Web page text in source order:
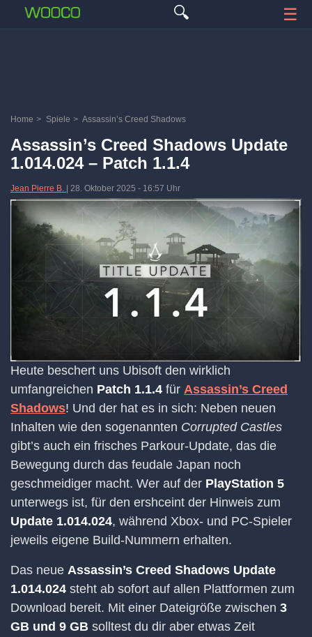
🔍 ☰
Home > Spiele > Assassin’s Creed Shadows
Assassin’s Creed Shadows Update
1.014.024 – Patch 1.1.4
Jean Pierre B. 28. Oktober 2025 - 16:57 Uhr
Heute beschert uns Ubisoft den wirklich
umfangreichen Patch 1.1.4 für Assassin’s Creed
Shadows! Und der hat es in sich: Neben neuen
Inhalten wie den sogenannten Corrupted Castles
gibt’s auch ein frisches Parkour-Update, das die
Bewegung durch das feudale Japan noch
geschmeidiger macht. Wer auf der PlayStation 5
unterwegs ist, für den ershceint der Hinweis zum
Update 1.014.024, während Xbox- und PC-Spieler
jeweils eigene Build-Nummern erhalten.
Das neue Assassin’s Creed Shadows Update
1.014.024 steht ab sofort auf allen Plattformen zum
Download bereit. Mit einer Dateigröße zwischen 3
GB und 9 GB solltest du dir aber etwas Zeit